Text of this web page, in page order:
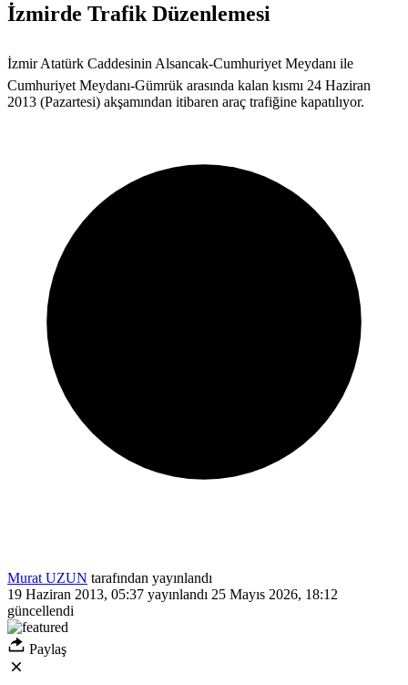
İzmirde Trafik Düzenlemesi
İzmir Atatürk Caddesinin Alsancak-Cumhuriyet Meydanı ile
Cumhuriyet Meydanı-Gümrük arasında kalan kısmı 24 Haziran
2013 (Pazartesi) akşamından itibaren araç trafiğine kapatılıyor.
Murat UZUN tarafından yayınlandı
19 Haziran 2013, 05:37 yayınlandı 25 Mayıs 2026, 18:12
güncellendi
Paylaş